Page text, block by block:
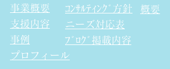
東京
概要
事業概要
支援内容
事例
プロフィール
ｺﾝｻﾙﾃｨﾝｸﾞ方針
​ニーズ対応表
ﾌﾞﾛｸﾞ掲載内容